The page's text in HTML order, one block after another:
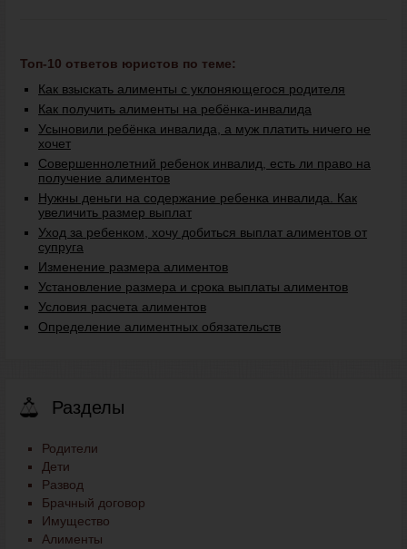
Топ-10 ответов юристов по теме:
Как взыскать алименты с уклоняющегося родителя
Как получить алименты на ребёнка-инвалида
Усыновили ребёнка инвалида, а муж платить ничего не
хочет
Совершеннолетний ребенок инвалид, есть ли право на
получение алиментов
Нужны деньги на содержание ребенка инвалида. Как
увеличить размер выплат
Уход за ребенком, хочу добиться выплат алиментов от
супруга
Изменение размера алиментов
Установление размера и срока выплаты алиментов
Условия расчета алиментов
Определение алиментных обязательств
Разделы
Родители
Дети
Развод
Брачный договор
Имущество
Алименты